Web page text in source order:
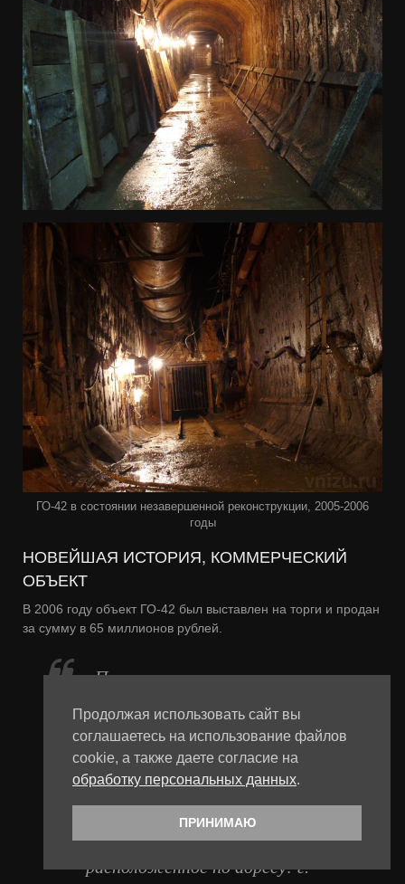
ГО-42 в состоянии незавершенной реконструкции, 2005-2006
годы
НОВЕЙШАЯ ИСТОРИЯ, КОММЕРЧЕСКИЙ
ОБЪЕКТ
В 2006 году объект ГО-42 был выставлен на торги и продан
за сумму в 65 миллионов рублей.
«По результатам
(аукцион) победителем
признано ООО «Новик-
Сервис», право
собственности которого на
нежилое здание,
расположенное по адресу: г.
Продолжая использовать сайт вы
соглашаетесь на использование файлов
cookie, а также даете согласие на
обработку персональных данных.
ПРИНИМАЮ